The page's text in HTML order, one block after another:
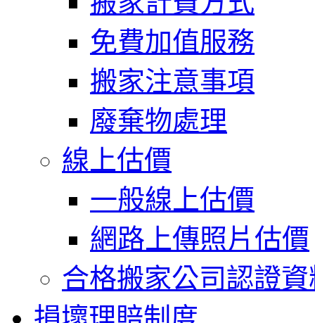
免費加值服務
搬家注意事項
廢棄物處理
線上估價
一般線上估價
網路上傳照片估價
合格搬家公司認證資